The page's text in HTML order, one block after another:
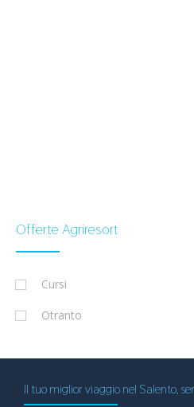
Offerte Agriresort
Cursi
Otranto
Il tuo miglior viaggio nel Salento,